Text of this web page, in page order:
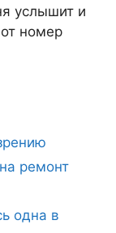
услышит и
номер
ремонт
одна в